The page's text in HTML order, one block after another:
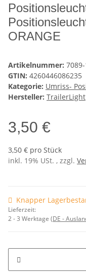
ORANGE
Artikelnummer: 7089-
GTIN: 4260446086235
Kategorie: Umriss-
Hersteller: TrailerLight
3,50 €
3,50 € pro Stück
inkl. 19% USt. , zzgl.
Knapper
Lieferzeit:
2 - 3 Werktage (DE -